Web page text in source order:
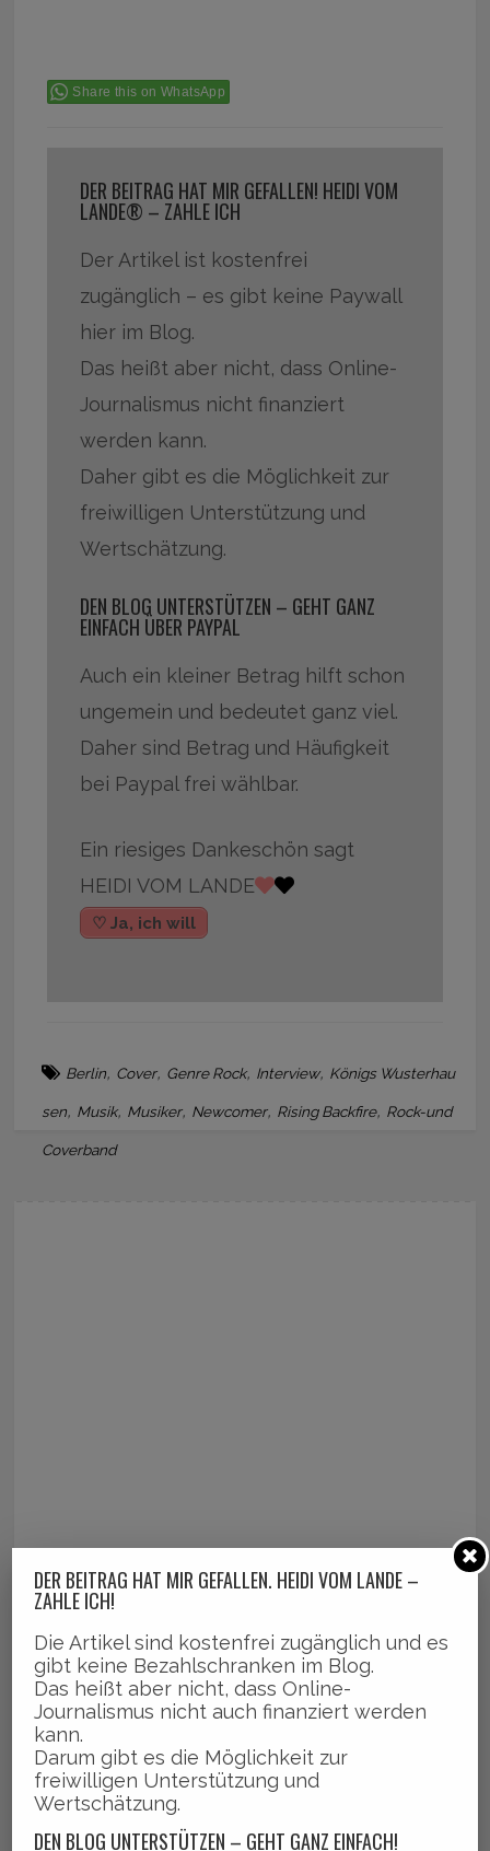
Share this on WhatsApp
DER BEITRAG HAT MIR GEFALLEN! HEIDI VOM
LANDE® – ZAHLE ICH
Der Artikel ist kostenfrei
zugänglich – es gibt keine Paywall
hier im Blog.
Das heißt aber nicht, dass Online-
Journalismus nicht finanziert
werden kann.
Daher gibt es die Möglichkeit zur
freiwilligen Unterstützung und
Wertschätzung.
DEN BLOG UNTERSTÜTZEN – GEHT GANZ
EINFACH ÜBER PAYPAL
Auch ein kleiner Betrag hilft schon
ungemein und bedeutet ganz viel.
Daher sind Betrag und Häufigkeit
bei Paypal frei wählbar.
Ein riesiges Dankeschön sagt
HEIDI VOM LANDE
♡ Ja, ich will
Berlin, Cover, Genre Rock, Interview, Königs Wusterhau
sen, Musik, Musiker, Newcomer, Rising Backfire, Rock-und
Coverband
DER BEITRAG HAT MIR GEFALLEN. HEIDI VOM LANDE –
ZAHLE ICH!
Die Artikel sind kostenfrei zugänglich und es
gibt keine Bezahlschranken im Blog.
Das heißt aber nicht, dass Online-
Journalismus nicht auch finanziert werden
kann.
Darum gibt es die Möglichkeit zur
freiwilligen Unterstützung und
Wertschätzung.
DEN BLOG UNTERSTÜTZEN – GEHT GANZ EINFACH!